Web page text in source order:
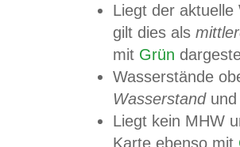
Liegt der
gilt dies als
mit Grün
Wasserstände
Wasserstandund
Liegt kein MHW
Karte ebenso mit